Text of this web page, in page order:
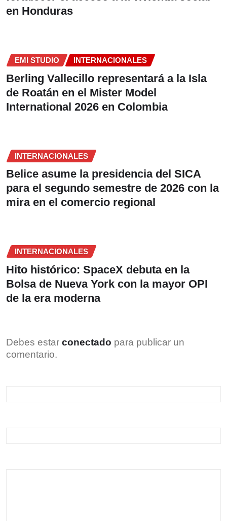
en Honduras
EMI STUDIO INTERNACIONALES
Berling Vallecillo representará a la Isla
de Roatán en el Mister Model
International 2026 en Colombia
INTERNACIONALES
Belice asume la presidencia del SICA
para el segundo semestre de 2026 con la
mira en el comercio regional
INTERNACIONALES
Hito histórico: SpaceX debuta en la
Bolsa de Nueva York con la mayor OPI
de la era moderna
Debes estar conectado para publicar un
comentario.